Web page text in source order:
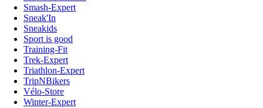
Smash-Expert
Sneak'In
Sneakids
Sport is good
Training-Fit
Trek-Expert
Triathlon-Expert
TripNBikers
Vélo-Store
Winter-Expert